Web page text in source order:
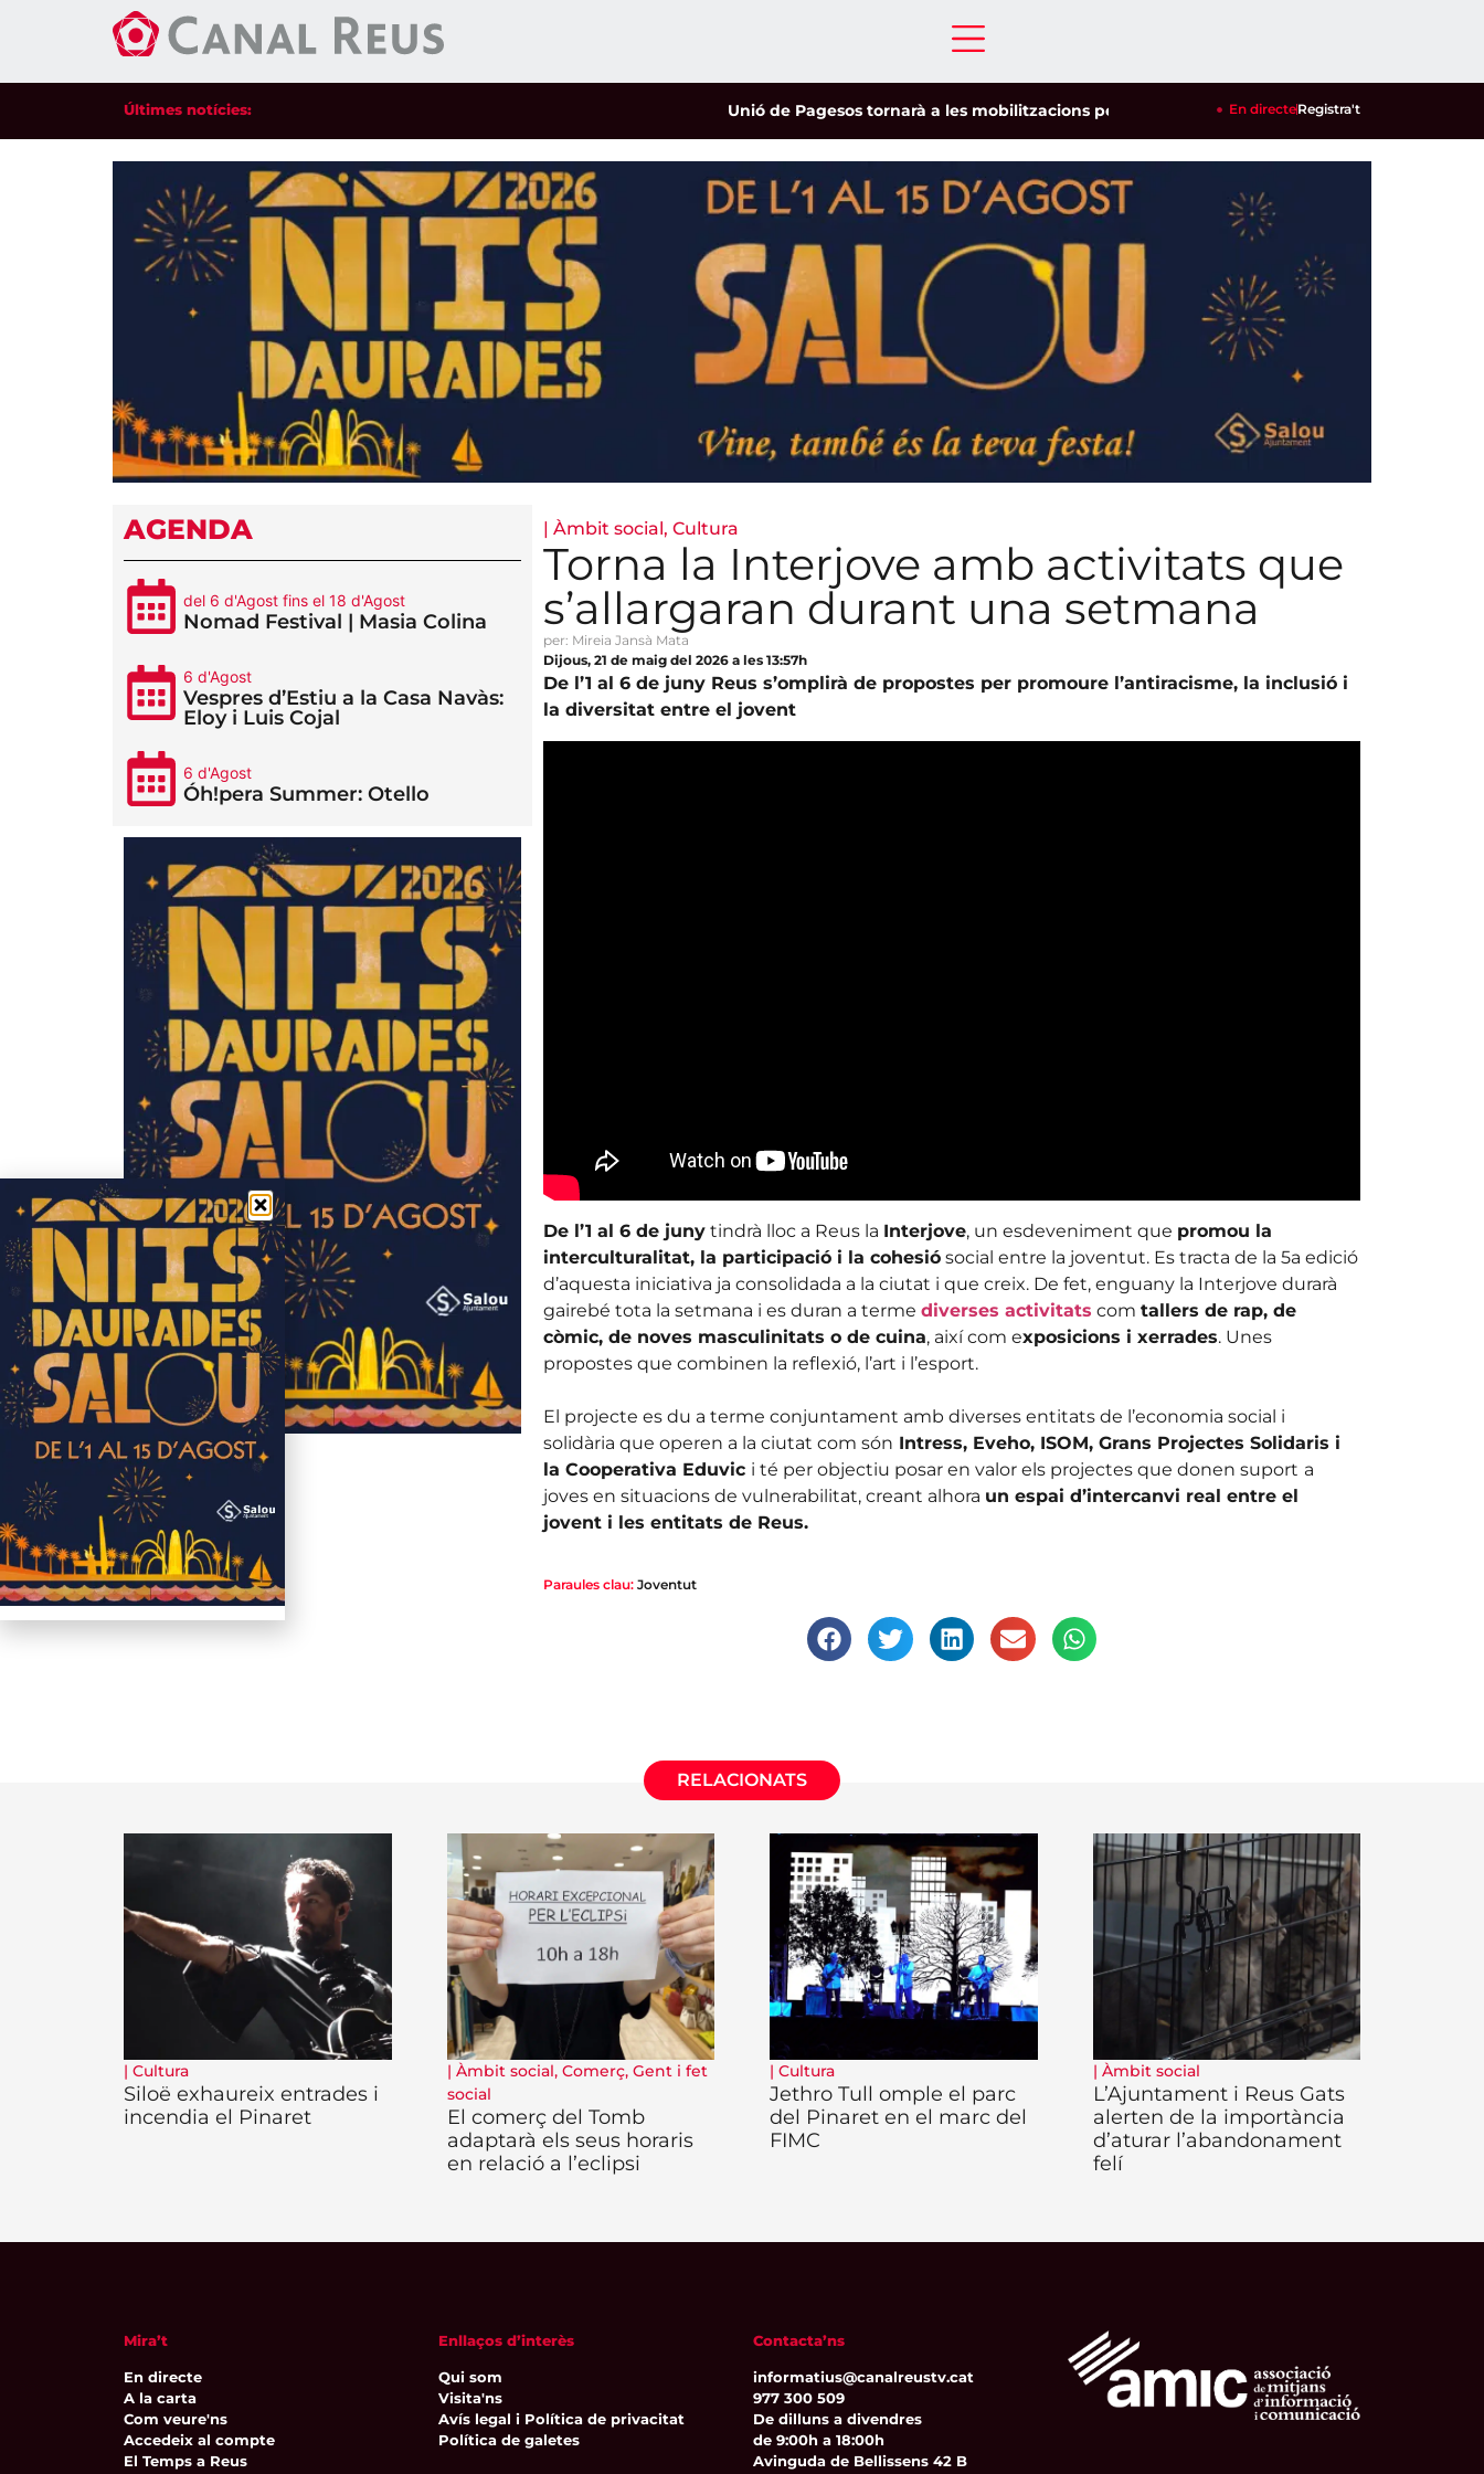
Últimes notícies: Unió de Pagesos tornarà a les mobilitzacions per defensar els cultius de la garrofa i l'ametlla de
En directeRegistra't
AGENDA
del 6 d'Agost fins el 18 d'Agost
Nomad Festival | Masia Colina
6 d'Agost
Vespres d’Estiu a la Casa Navàs:
Eloy i Luis Cojal
6 d'Agost
Óh!pera Summer: Otello
| Àmbit social, Cultura
Torna la Interjove amb activitats que
s’allargaran durant una setmana
per: Mireia Jansà Mata
Dijous, 21 de maig del 2026 a les 13:57h
De l’1 al 6 de juny Reus s’omplirà de propostes per promoure l’antiracisme, la inclusió i
la diversitat entre el jovent
De l’1 al 6 de junytindrà lloc a Reus la Interjove, un esdeveniment que promou la
interculturalitat, la participació i la cohesiósocial entre la joventut. Es tracta de la 5a edició
d’aquesta iniciativa ja consolidada a la ciutat i que creix. De fet, enguany la Interjove durarà
gairebé tota la setmana i es duran a terme diverses activitats com tallers de rap, de
còmic, de noves masculinitats o de cuina, així com exposicions i xerrades. Unes
propostes que combinen la reflexió, l’art i l’esport.
El projecte es du a terme conjuntament amb diverses entitats de l’economia social i
solidària que operen a la ciutat com són Intress, Eveho, ISOM, Grans Projectes Solidaris i
la Cooperativa Eduvic i té per objectiu posar en valor els projectes que donen suport a
joves en situacions de vulnerabilitat, creant alhora un espai d’intercanvi real entre el
jovent i les entitats de Reus.
Paraules clau: Joventut
RELACIONATS
| Cultura
Siloë exhaureix entrades i
incendia el Pinaret
| Àmbit social, Comerç, Gent i fet
social
El comerç del Tomb
adaptarà els seus horaris
en relació a l’eclipsi
| Cultura
Jethro Tull omple el parc
del Pinaret en el marc del
FIMC
| Àmbit social
L’Ajuntament i Reus Gats
alerten de la importància
d’aturar l’abandonament
felí
Mira’t
En directe
A la carta
Com veure'ns
Accedeix al compte
El Temps a Reus
Enllaços d’interès
Qui som
Visita'ns
Avís legal i Política de privacitat
Política de galetes
Contacta’ns
informatius@canalreustv.cat
977 300 509
De dilluns a divendres
de 9:00h a 18:00h
Avinguda de Bellissens 42 B